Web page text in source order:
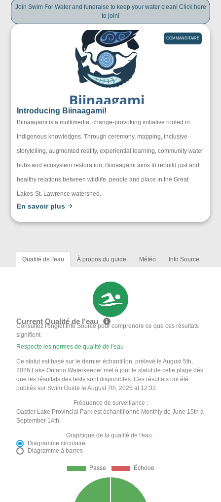
Join Swim For Water and fundraise to keep your water clean! Click here
to join!
COMMANDITAIRE
Introducing Biinaagami!
Biinaagami is a multimedia, change-provoking initiative rooted in
Indigenous knowledges. Through ceremony, mapping, inclusive
storytelling, augmented reality, experiential learning, community water
hubs and ecosystem restoration, Biinaagami aims to rebuild just and
healthy relations between wildlife, people and place in the Great
Lakes-St. Lawrence watershed.
En savoir plus
Qualité de l'eau À propos du guide Météo Info Source
Current Qualité de l'eau
Consultez l'onglet Info Source pour comprendre ce que ces résultats
signifient
Respecte les normes de qualité de l'eau
Ce statut est basé sur le dernier échantillon, prélevé le August 5th,
2026 Lake Ontario Waterkeeper met à jour le statut de cette plage dès
que les résultats des tests sont disponibles. Ces résultats ont été
publiés sur Swim Guide le August 7th, 2026 at 12:32.
Fréquence de surveillance :
Oastler Lake Provincial Park est échantillonné Monthly de June 15th à
September 14th.
Graphique de la qualité de l'eau :
Diagramme circulaire
Diagramme à barres